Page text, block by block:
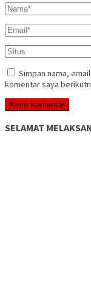
Simpan nama,
komentar saya
SELAMAT